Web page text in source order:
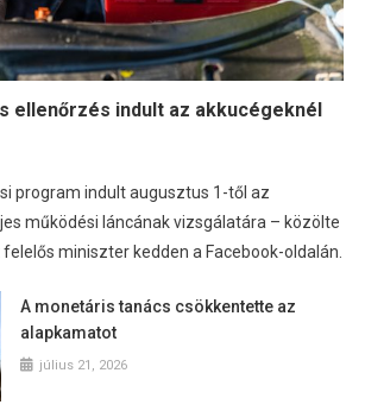
ellenőrzés indult az akkucégeknél
program indult augusztus 1-től az
működési láncának vizsgálatára – közölte
miniszter kedden a Facebook-oldalán.
A monetáris tanács csökkentette az
alapkamatot
július 21, 2026